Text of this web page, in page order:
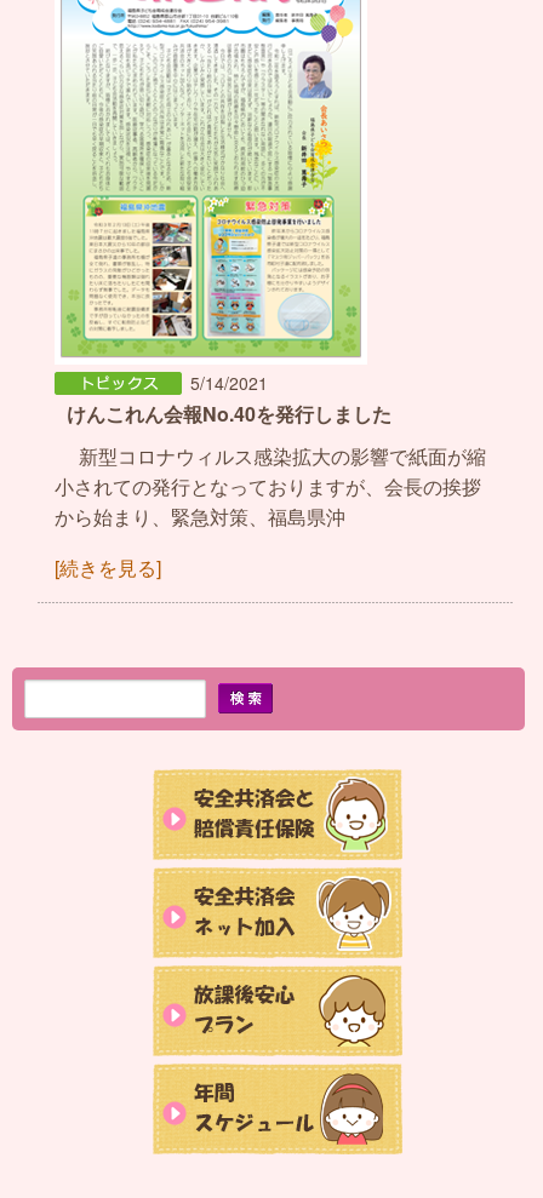
5/14/2021
けんこれん会報No.40を発行しました
新型コロナウィルス感染拡大の影響で紙面が縮
小されての発行となっておりますが、会長の挨拶
から始まり、緊急対策、福島県沖
[続きを見る]